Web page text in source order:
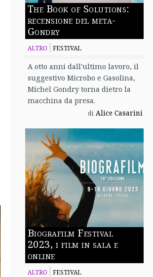
The Book of Solutions:
recensione del meta-
Gondry
ALTRO FESTIVAL
A otto anni dall'ultimo lavoro, il
suggestivo Microbo e Gasolina,
Michel Gondry torna dietro la
macchina da presa.
di Alice Casarini
Biografilm Festival
2023, i film in sala e
online
ALTRO FESTIVAL